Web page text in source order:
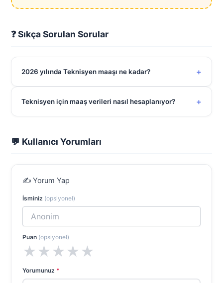
❓ Sıkça Sorulan Sorular
2026 yılında Teknisyen maaşı ne kadar? +
Teknisyen için maaş verileri nasıl hesaplanıyor? +
💬 Kullanıcı Yorumları
✍️ Yorum Yap
İsminiz (opsiyonel)
Puan (opsiyonel)
★★★★★
Yorumunuz *